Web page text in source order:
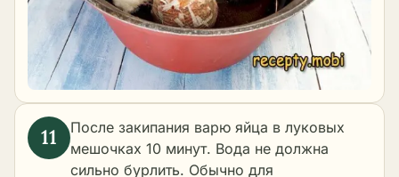
После закипания варю яйца в луковых
мешочках 10 минут. Вода не должна
сильно бурлить. Обычно для